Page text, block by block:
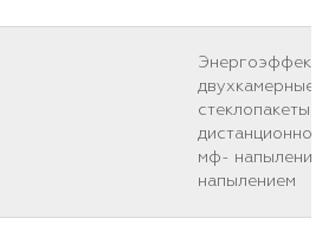
двухкамерные
стеклопакеты с
дистанционной
мф-
напылением